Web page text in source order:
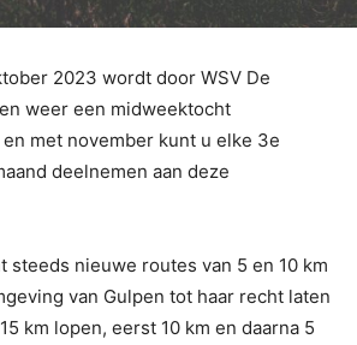
2023 wordt door WSV De
weer een midweektocht
met november kunt u elke 3e
deelnemen aan deze
steeds nieuwe routes van 5 en 10 km
van Gulpen tot haar recht laten
km lopen, eerst 10 km en daarna 5